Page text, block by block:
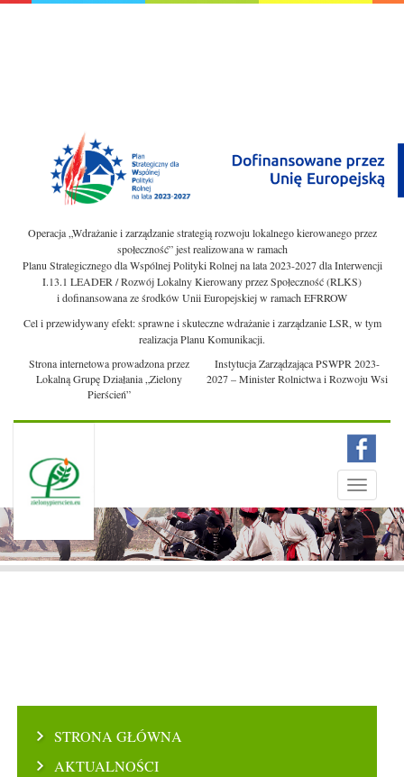
Operacja „Wdrażanie i zarządzanie strategią rozwoju lokalnego kierowanego przez
społeczność” jest realizowana w ramach
Planu Strategicznego dla Wspólnej Polityki Rolnej na lata 2023-2027 dla Interwencji
I.13.1 LEADER / Rozwój Lokalny Kierowany przez Społeczność (RLKS)
i dofinansowana ze środków Unii Europejskiej w ramach EFRROW
Cel i przewidywany efekt: sprawne i skuteczne wdrażanie i zarządzanie LSR, w tym
realizacja Planu Komunikacji.
Strona internetowa prowadzona przez
Lokalną Grupę Działania „Zielony
Pierścień”
Instytucja Zarządzająca PSWPR 2023-
2027 – Minister Rolnictwa i Rozwoju Wsi
Toggle
Menu
STRONA GŁÓWNA
AKTUALNOŚCI